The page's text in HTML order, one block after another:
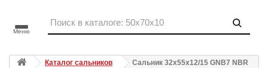
Меню
Каталог сальников
Сальник 32x55x12/15 GNB7 NBR